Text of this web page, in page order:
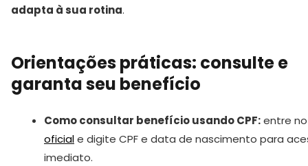
adapta à sua rotina.
Orientações práticas: consulte e
garanta seu benefício
Como consultar benefício usando CPF:entre
oficiale digite CPF e data de nascimento para
imediato.